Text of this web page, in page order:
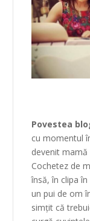
Povestea
cu momentul
devenit mamă
Cochetez de
însă, în clipa
un pui de om
simțit că